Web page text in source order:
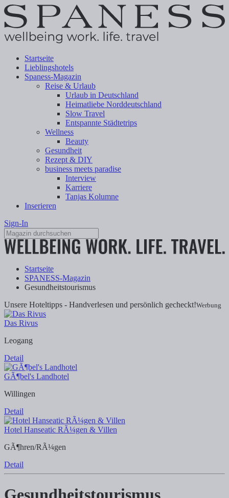
Startseite
Lieblingshotels
Spaness-Magazin
Reise & Urlaub
Urlaub in Deutschland
Heimatliebe Norddeutschland
Slow Travel
Entspannte Städtetrips
Wellness
Beauty
Gesundheit
Rezept & DIY
business meets paradise
Interview
Karriere
Tanjas Kolumne
Inserieren
Sign-In
Startseite
SPANESS-Magazin
Gesundheitstourismus
Unsere Hoteltipps - Handverlesen und persönlich gecheckt!Werbung
Das Rivus
Leogang
Detail
GÃ¶bel's Landhotel
Willingen
Detail
Hotel Hanseatic RÃ¼gen & Villen
GÃ¶hren/RÃ¼gen
Detail